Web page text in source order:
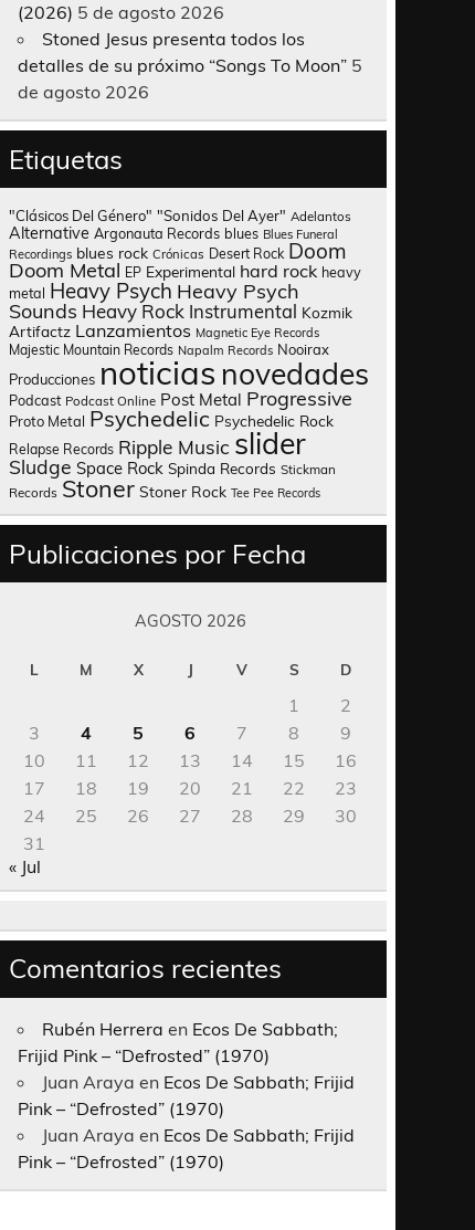
(2026) 5 de agosto 2026
Stoned Jesus presenta todos los
detalles de su próximo “Songs To Moon” 5
de agosto 2026
Etiquetas
"Clásicos Del Género" "Sonidos Del Ayer" Adelantos
Alternative Argonauta Records blues Blues Funeral
Recordings blues rock Crónicas Desert Rock Doom
Doom Metal EP Experimental hard rock heavy
metal Heavy Psych Heavy Psych
Sounds Heavy Rock Instrumental Kozmik
Artifactz Lanzamientos Magnetic Eye Records
Majestic Mountain Records Napalm Records Nooirax
Producciones noticias novedades
Podcast Podcast Online Post Metal Progressive
Proto Metal Psychedelic Psychedelic Rock
Relapse Records Ripple Music slider
Sludge Space Rock Spinda Records Stickman
Records Stoner Stoner Rock Tee Pee Records
Publicaciones por Fecha
AGOSTO 2026
L M X J V S D
1
2
3
4 5 6 7 8
9
10
11 12 13 14 15
16
17
18 19 20 21 22
23
24
25 26 27 28 29
30
31
« Jul
Comentarios recientes
Rubén Herrera en Ecos De Sabbath;
Frijid Pink – “Defrosted” (1970)
Juan Araya en Ecos De Sabbath; Frijid
Pink – “Defrosted” (1970)
Juan Araya en Ecos De Sabbath; Frijid
Pink – “Defrosted” (1970)